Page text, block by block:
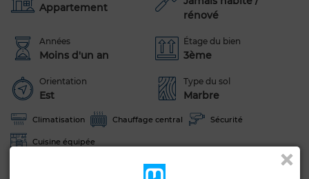
Appartement
rénové
Années
Moins d'un an
Étage du bien
3ème
Orientation
Est
Type du sol
Marbre
Climatisation Chauffage central Sécurité
Cuisine équipée